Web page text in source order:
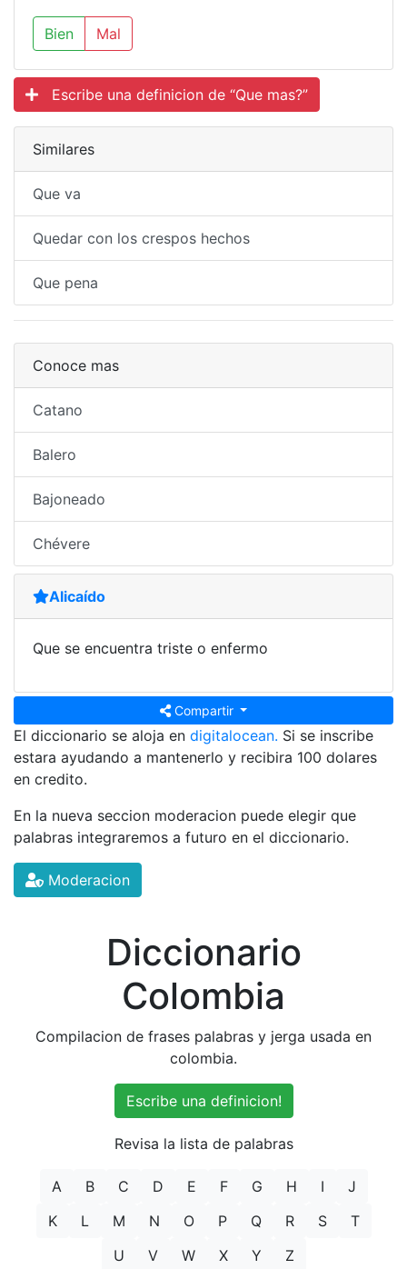
Bien Mal
Escribe una definicion de “Que mas?”
Similares
Que va
Quedar con los crespos hechos
Que pena
Conoce mas
Catano
Balero
Bajoneado
Chévere
Alicaído
Que se encuentra triste o enfermo
Compartir
El diccionario se aloja en digitalocean. Si se inscribe
estara ayudando a mantenerlo y recibira 100 dolares
en credito.
En la nueva seccion moderacion puede elegir que
palabras integraremos a futuro en el diccionario.
Moderacion
Diccionario
Colombia
Compilacion de frases palabras y jerga usada en
colombia.
Escribe una definicion!
Revisa la lista de palabras
A B C D E F G H I
J
K
L M N O P Q R S
T
U
V W X Y Z